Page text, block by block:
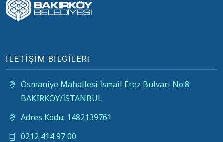
İLETİŞİM BİLGİLERİ
Osmaniye Mahallesi İsmail Erez Bulvarı No:8
BAKIRKÖY/İSTANBUL
Adres Kodu: 1482139761
0212 414 97 00